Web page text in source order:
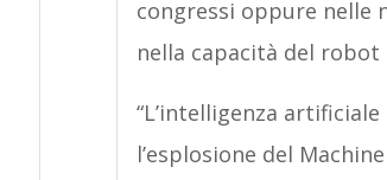
congressi oppure nelle
nella capacità del
“L’intelligenza
l’esplosione del